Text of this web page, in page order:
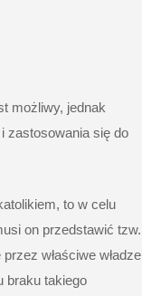
możliwy, jednak
zastosowania się do
to w celu
on przedstawić tzw.
właściwe władze
braku takiego